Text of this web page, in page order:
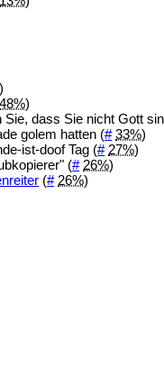
)
48%)
Sie, dass Sie nicht Gott
golem hatten (# 33%)
ist-doof Tag (# 27%)
(# 26%)
(# 26%)